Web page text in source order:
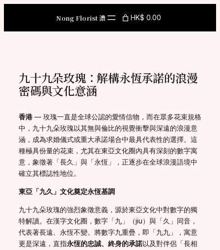
Nong Florist 濃 HK$ 0.00
九十九朵玫瑰：解構永恆承諾的浪漫
密碼與文化意涵
香港 — 玫瑰一直是全球公認的愛情信物，而在眾多花束規格
中，九十九朵玫瑰以其無與倫比的視覺衝擊與深遠的浪漫意
涵，成為求婚儀式或重大承諾場合中最具代表性的選擇。這
種極具份量的花束，尤其在東亞文化圈內具有深刻的數字寓
意，象徵著「長久」與「永恆」，正逐步在全球浪漫語境中
確立其標誌性地位。
東亞「九久」文化奠定永恆基調
九十九朵玫瑰的強烈象徵意義，源於東亞文化中對數字的獨
特解讀。在漢字文化圈，數字「九」（jiu）與「久」同音，
代表著長遠、永恆不變。將數字九重疊，即「九九」，寓意
更是深遠，直指永恆的忠誠、終身的承諾以及對伴侶「長相